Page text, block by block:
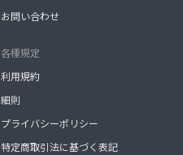
お問い合わせ
各種規定
利用規約
細則
プライバシーポリシー
特定商取引法に基づく表記